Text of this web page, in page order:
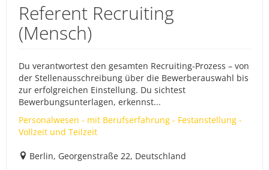
Referent Recruiting
(Mensch)
Du verantwortest den gesamten Recruiting-Prozess – von
der Stellenausschreibung über die Bewerberauswahl bis
zur erfolgreichen Einstellung. Du sichtest
Bewerbungsunterlagen, erkennst...
Personalwesen - mit Berufserfahrung - Festanstellung -
Vollzeit und Teilzeit
Berlin, Georgenstraße 22, Deutschland